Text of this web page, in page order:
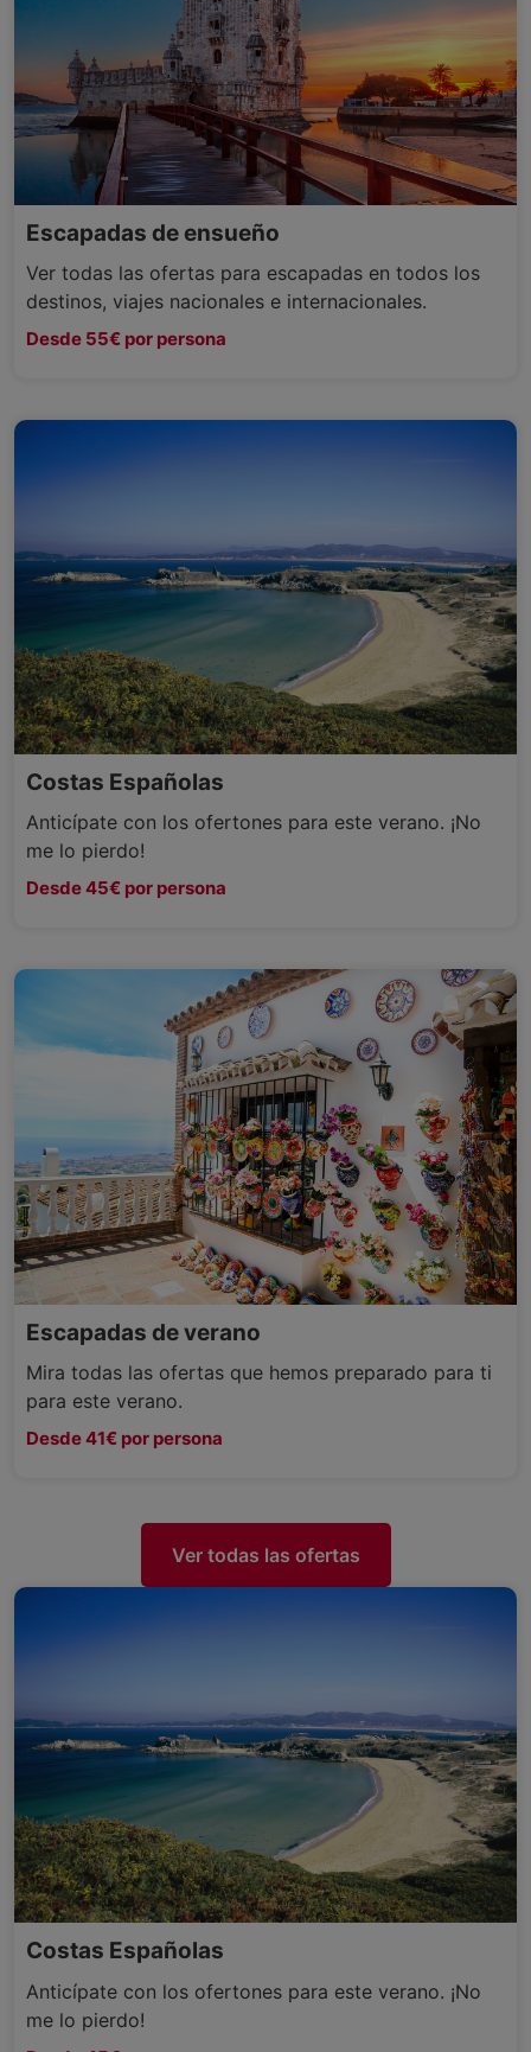
Escapadas de ensueño
Ver todas las ofertas para escapadas en todos los
destinos, viajes nacionales e internacionales.
Desde 55€ por persona
Costas Españolas
Anticípate con los ofertones para este verano. ¡No
me lo pierdo!
Desde 45€ por persona
Escapadas de verano
Mira todas las ofertas que hemos preparado para ti
para este verano.
Desde 41€ por persona
Ver todas las ofertas
Costas Españolas
Anticípate con los ofertones para este verano. ¡No
me lo pierdo!